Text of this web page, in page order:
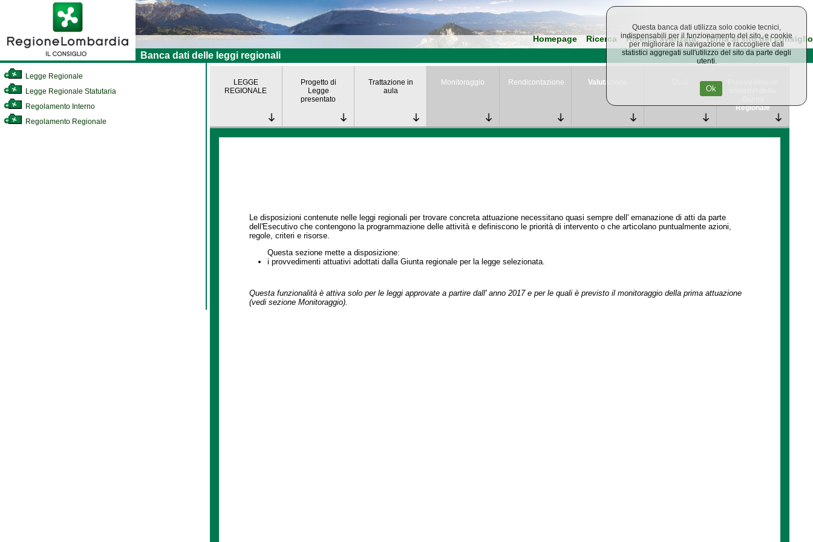
Homepage Ricerca Ricerca avanzata Torna al sito del consiglio
Banca dati delle leggi regionali
Legge Regionale
Legge Regionale Statutaria
Regolamento Interno
Regolamento Regionale
LEGGE
REGIONALE
Progetto di
Legge
presentato
Trattazione in
aula
Monitoraggio Rendicontazione Valutazione
Regionale
Le disposizioni contenute nelle leggi regionali per trovare concreta attuazione necessitano quasi sempre dell' emanazione di atti da parte
dell'Esecutivo che contengono la programmazione delle attività e definiscono le priorità di intervento o che articolano puntualmente azioni,
regole, criteri e risorse.
Questa sezione mette a disposizione:
i provvedimenti attuativi adottati dalla Giunta regionale per la legge selezionata.
Questa funzionalità è attiva solo per le leggi approvate a partire dall' anno 2017 e per le quali è previsto il monitoraggio della prima attuazione
(vedi sezione Monitoraggio).
Questa banca dati utilizza solo cookie tecnici,
indispensabili per il funzionamento del sito, e cookie
per migliorare la navigazione e raccogliere dati
statistici aggregati sull'utilizzo del sito da parte degli
utenti.
Ok